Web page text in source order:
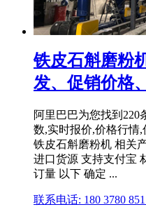
铁皮石斛磨粉
发、促销价格
阿里巴巴为您找到220
数,实时报价,价格行情
铁皮石斛磨粉机 相关
进口货源 支持支付宝
订量 以下 确定 ...
联系电话: 180 3780